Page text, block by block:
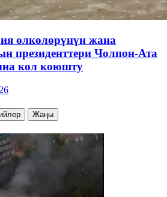
өлкөлөрүнүн жана
президенттери Чолпон-Ата
кол коюшту
Жаңы